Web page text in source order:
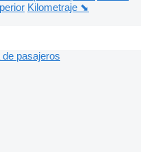
Kilometraje ⬊